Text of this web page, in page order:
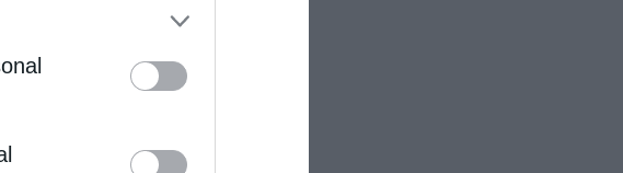
further disclose it to